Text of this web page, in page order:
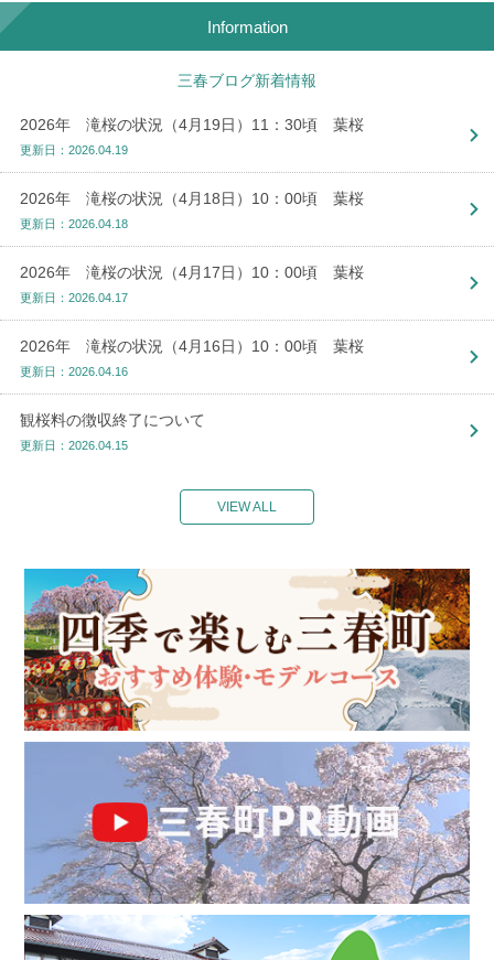
Information
三春ブログ新着情報
2026年 滝桜の状況（4月19日）11：30頃 葉桜
更新日：2026.04.19
2026年 滝桜の状況（4月18日）10：00頃 葉桜
更新日：2026.04.18
2026年 滝桜の状況（4月17日）10：00頃 葉桜
更新日：2026.04.17
2026年 滝桜の状況（4月16日）10：00頃 葉桜
更新日：2026.04.16
観桜料の徴収終了について
更新日：2026.04.15
VIEW ALL